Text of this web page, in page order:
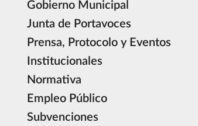
Gobierno Municipal
Junta de Portavoces
Prensa, Protocolo y Eventos
Institucionales
Normativa
Empleo Público
Subvenciones